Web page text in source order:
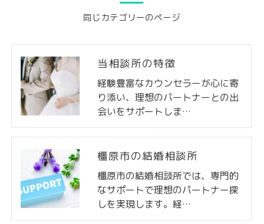
同じカテゴリーのページ
当相談所の特徴
経験豊富なカウンセラーが心に寄
り添い、理想のパートナーとの出
会いをサポートしま…
橿原市の結婚相談所
橿原市の結婚相談所では、専門的
なサポートで理想のパートナー探
しを実現します。経…